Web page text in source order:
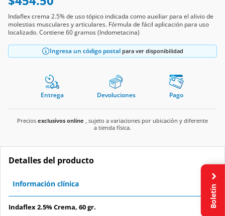
Indaflex crema 2.5% de uso tópico indicada como auxiliar para el alivio de
molestias musculares y articulares. Fórmula de fácil aplicación para uso
localizado. Contiene 60 gramos (Indometacina)
Ingresa un código postal para ver disponibilidad
Entrega Devoluciones Pago
Precios exclusivos online , sujeto a variaciones por ubicación y diferente
a tienda física.
Detalles del producto
Información clínica
Indaflex 2.5% Crema, 60 gr. Boletín